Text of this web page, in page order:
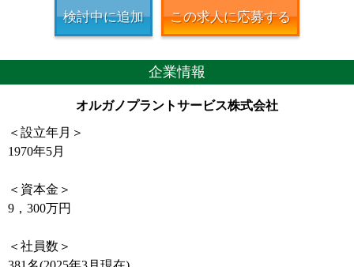
検討中に追加 この求人に応募する
企業情報
オルガノプラントサービス株式会社
＜設立年月＞
1970年5月
＜資本金＞
9，300万円
＜社員数＞